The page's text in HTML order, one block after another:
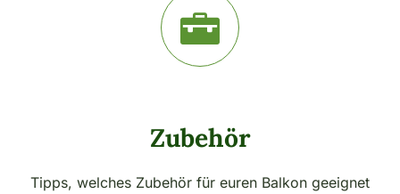
Zubehör
Tipps, welches Zubehör für euren Balkon geeignet